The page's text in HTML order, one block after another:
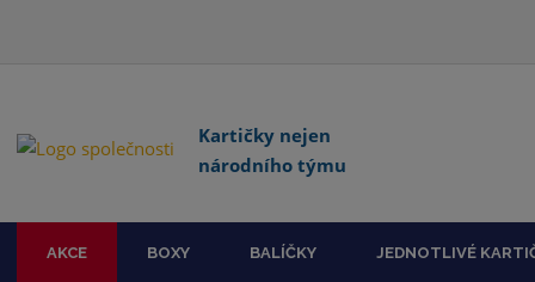
Kartičky nejen
národního týmu
AKCE BOXY BALÍČKY JEDNOTLIVÉ